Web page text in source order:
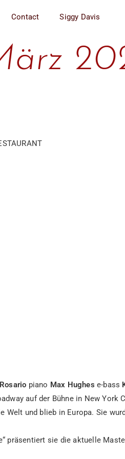
Contact Siggy Davis
piano Max Hughes e-bass
auf der Bühne in New York
Welt und blieb in Europa. Sie
präsentiert sie die aktuelle